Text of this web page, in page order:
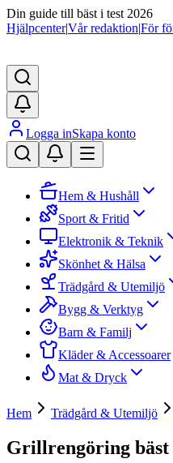
Din guide till bäst i test 2026
Hjälpcenter|Vår redaktion|För
Logga inSkapa konto
Hem & Hushåll
Sport & Fritid
Elektronik & Teknik
Skönhet & Hälsa
Trädgård & Utemiljö
Bygg & Verktyg
Barn & Familj
Kläder & Accessoarer
Mat & Dryck
Hem Trädgård & Utemiljö
Grillrengöring